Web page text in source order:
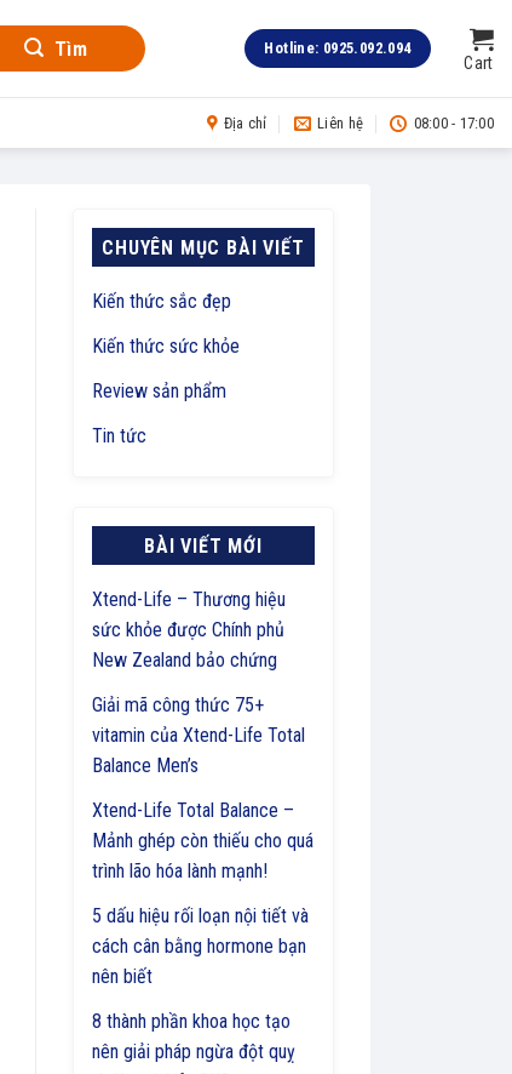
Tìm Hotline: 0925.092.094
Cart
Địa chỉ Liên hệ 08:00 - 17:00
CHUYÊN MỤC BÀI VIẾT
Kiến thức sắc đẹp
Kiến thức sức khỏe
Review sản phẩm
Tin tức
BÀI VIẾT MỚI
Xtend-Life – Thương hiệu
sức khỏe được Chính phủ
New Zealand bảo chứng
Giải mã công thức 75+
vitamin của Xtend-Life Total
Balance Men’s
Xtend-Life Total Balance –
Mảnh ghép còn thiếu cho quá
trình lão hóa lành mạnh!
5 dấu hiệu rối loạn nội tiết và
cách cân bằng hormone bạn
nên biết
8 thành phần khoa học tạo
nên giải pháp ngừa đột quỵ